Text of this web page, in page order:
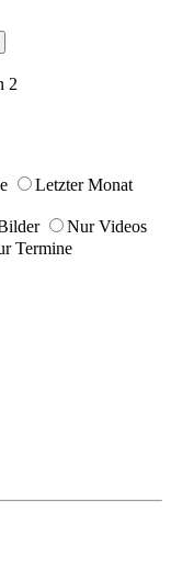
2
Letzter Monat
Nur Videos
Termine